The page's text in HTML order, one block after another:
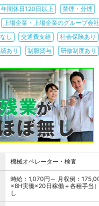
年間休日120日以上
禁煙・分煙
上場企業・上場企業のグループ会社
し 交通費支給
社会保険あり
あり
制服貸与 研修制度あり
機械オペレーター・検査
時給：1,070円～ 月収例：
×8H実働×20日稼働＋各種手当
し